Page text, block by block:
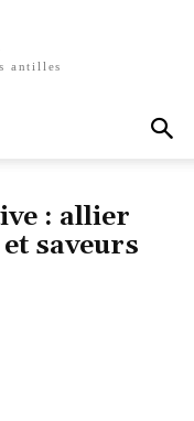
antilles
: allier
saveurs